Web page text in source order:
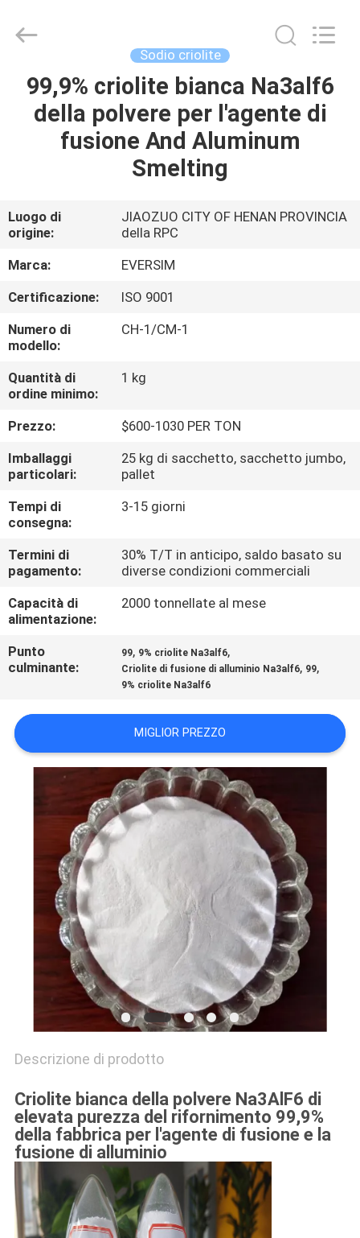
CASA.
PRODOTTI
SU
DI
NOI
VISITA
ALLA
FABBRICA
CONTROLLO
DELLA
QUALITÀ
CONTATTACI
NOTIZIE
CASI
CHIEDI UN
PREVENTIVO
MAPPA
DEL
POLITICA
SULLA
RISERVATEZZA
Imp.&Exp.Co.,Ltd.
Sodio criolite
99,9% criolite bianca Na3alf6
della polvere per l'agente di
fusione And Aluminum
Smelting
Luogo di
origine:
JIAOZUO CITY OF HENAN PROVINCIA
della RPC
Marca:
EVERSIM
Certificazione:
ISO 9001
Numero di
modello:
CH-1/CM-1
Quantità di
ordine minimo:
1 kg
Prezzo:
$600-1030 PER TON
Imballaggi
particolari:
25 kg di sacchetto, sacchetto jumbo,
pallet
Tempi di
consegna:
3-15 giorni
Termini di
pagamento:
30% T/T in anticipo, saldo basato su
diverse condizioni commerciali
Capacità di
alimentazione:
2000 tonnellate al mese
Punto
culminante:
99, 9% criolite Na3alf6,
Criolite di fusione di alluminio Na3alf6, 99,
9% criolite Na3alf6
MIGLIOR PREZZO
Descrizione di prodotto
Criolite bianca della polvere Na3AlF6 di
elevata purezza del rifornimento 99,9%
della fabbrica per l'agente di fusione e la
fusione di alluminio